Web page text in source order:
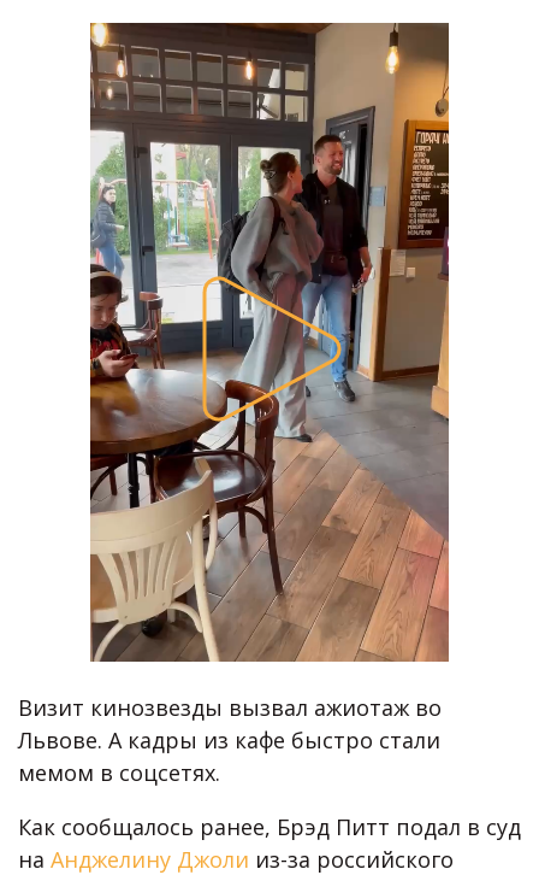
Визит кинозвезды вызвал ажиотаж во
Львове. А кадры из кафе быстро стали
мемом в соцсетях.
Как сообщалось ранее, Брэд Питт подал в суд
на Анджелину Джоли из-за российского